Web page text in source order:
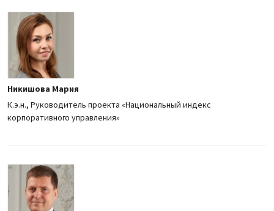
Никишова Мария
К.э.н., Руководитель проекта «Национальный индекс
корпоративного управления»